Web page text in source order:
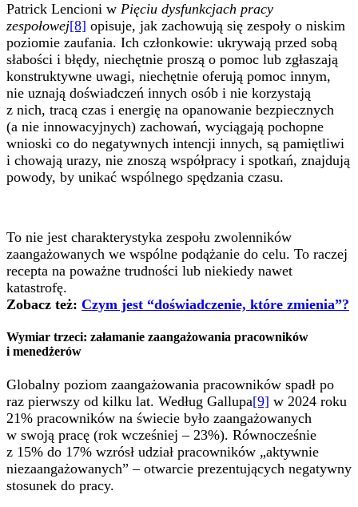
Patrick Lencioni w Pięciu dysfunkcjach pracy
zespołowej[8] opisuje, jak zachowują się zespoły o niskim
poziomie zaufania. Ich członkowie: ukrywają przed sobą
słabości i błędy, niechętnie proszą o pomoc lub zgłaszają
konstruktywne uwagi, niechętnie oferują pomoc innym,
nie uznają doświadczeń innych osób i nie korzystają
z nich, tracą czas i energię na opanowanie bezpiecznych
(a nie innowacyjnych) zachowań, wyciągają pochopne
wnioski co do negatywnych intencji innych, są pamiętliwi
i chowają urazy, nie znoszą współpracy i spotkań, znajdują
powody, by unikać wspólnego spędzania czasu.
To nie jest charakterystyka zespołu zwolenników
zaangażowanych we wspólne podążanie do celu. To raczej
recepta na poważne trudności lub niekiedy nawet
katastrofę.
Zobacz też: Czym jest “doświadczenie, które zmienia”?
Wymiar trzeci: załamanie zaangażowania pracowników
i menedżerów
Globalny poziom zaangażowania pracowników spadł po
raz pierwszy od kilku lat. Według Gallupa[9] w 2024 roku
21% pracowników na świecie było zaangażowanych
w swoją pracę (rok wcześniej – 23%). Równocześnie
z 15% do 17% wzrósł udział pracowników „aktywnie
niezaangażowanych” – otwarcie prezentujących negatywny
stosunek do pracy.